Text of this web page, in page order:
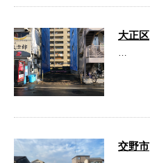
大正区
…
交野市